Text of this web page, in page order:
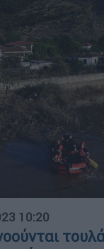
10:20